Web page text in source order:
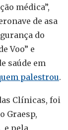
médica”,
de asa
do
Voo” e
saúde em
palestrou.
Clínicas, foi
Graesp,